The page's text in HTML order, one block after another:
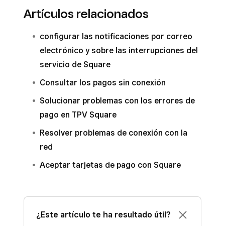
Artículos relacionados
configurar las notificaciones por correo
electrónico y sobre las interrupciones del
servicio de Square
Consultar los pagos sin conexión
Solucionar problemas con los errores de
pago en TPV Square
Resolver problemas de conexión con la
red
Aceptar tarjetas de pago con Square
¿Este artículo te ha resultado útil?